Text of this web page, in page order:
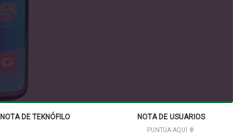
NOTA DE TEKNÓFILO NOTA DE USUARIOS
PUNTÚA AQUÍ